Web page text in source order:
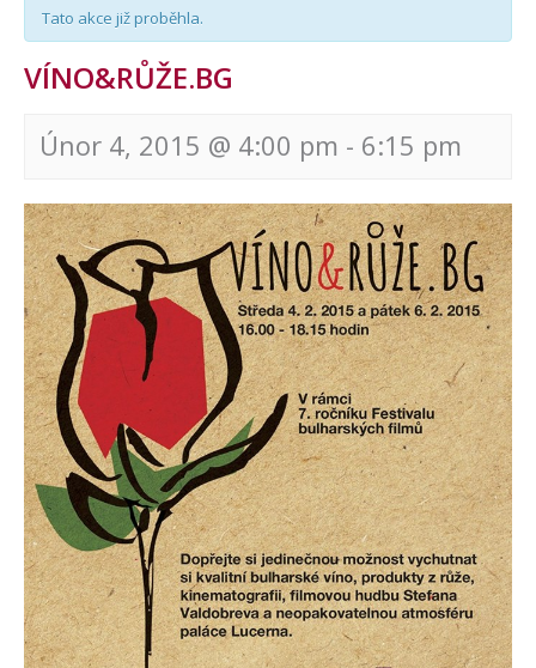
Tato akce již proběhla.
VÍNO&RŮŽE.BG
Únor 4, 2015 @ 4:00 pm - 6:15 pm
Navigace
pro
akce